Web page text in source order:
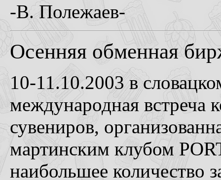
-В. Полежаев-
Осенняя обменная
10-11.10.2003 в
международная встреча
сувениров,
мартинским клубом
наибольшее количество